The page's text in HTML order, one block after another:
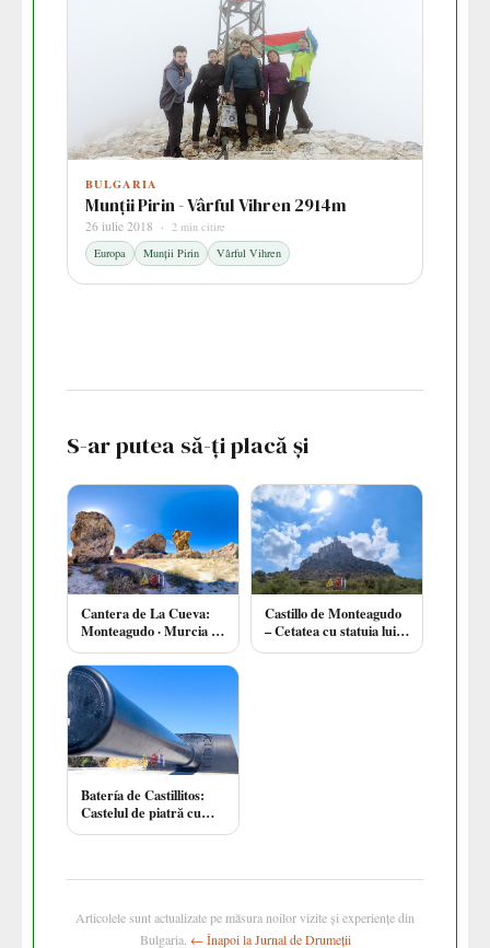
BULGARIA
Munții Pirin - Vârful Vihren 2914m
26 iulie 2018 · 2 min citire
Europa
Munții Pirin Vârful Vihren
S-ar putea să-ți placă și
Cantera de La Cueva:
Monteagudo · Murcia ·
Spania
Castillo de Monteagudo
– Cetatea cu statuia lui
Isus din Murcia
Batería de Castillitos:
Castelul de piatră cu
tunuri uriașe de pe
Articolele sunt actualizate pe măsura noilor vizite și experiențe din
Bulgaria. ← Înapoi la Jurnal de Drumeții